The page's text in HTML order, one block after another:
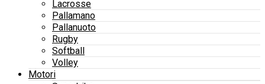
Lacrosse
Pallamano
Pallanuoto
Rugby
Softball
Volley
Motori